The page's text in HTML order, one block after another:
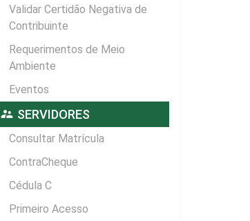
Validar Certidão Negativa de
Contribuinte
Requerimentos de Meio
Ambiente
Eventos
supervisor_account SERVIDORES
Consultar Matrícula
ContraCheque
Cédula C
Primeiro Acesso